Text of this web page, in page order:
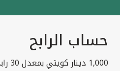
حساب الرابح
1,000 دينار كويتي بمعدل 30 رابح شهريا